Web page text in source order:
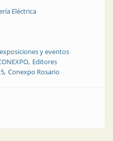
Eléctrica
y eventos
Editores
Conexpo Rosario
éxito en la CONEXPO del año